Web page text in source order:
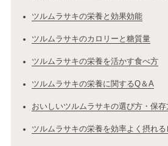
ツルムラサキの栄養と効果効能
ツルムラサキのカロリーと糖質量
ツルムラサキの栄養を活かす食べ方
ツルムラサキの栄養に関するQ＆A
おいしいツルムラサキの選び方・保存
ツルムラサキの栄養を効率よく摂れる